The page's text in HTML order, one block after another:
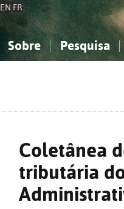
EN FR
Sobre Pesquisa
Coletânea
tributária